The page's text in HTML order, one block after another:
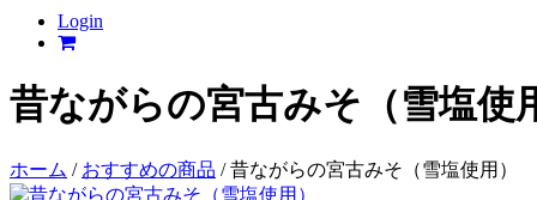
Login
昔ながらの宮古みそ（雪塩使
ホーム / おすすめの商品 / 昔ながらの宮古みそ（雪塩使用）